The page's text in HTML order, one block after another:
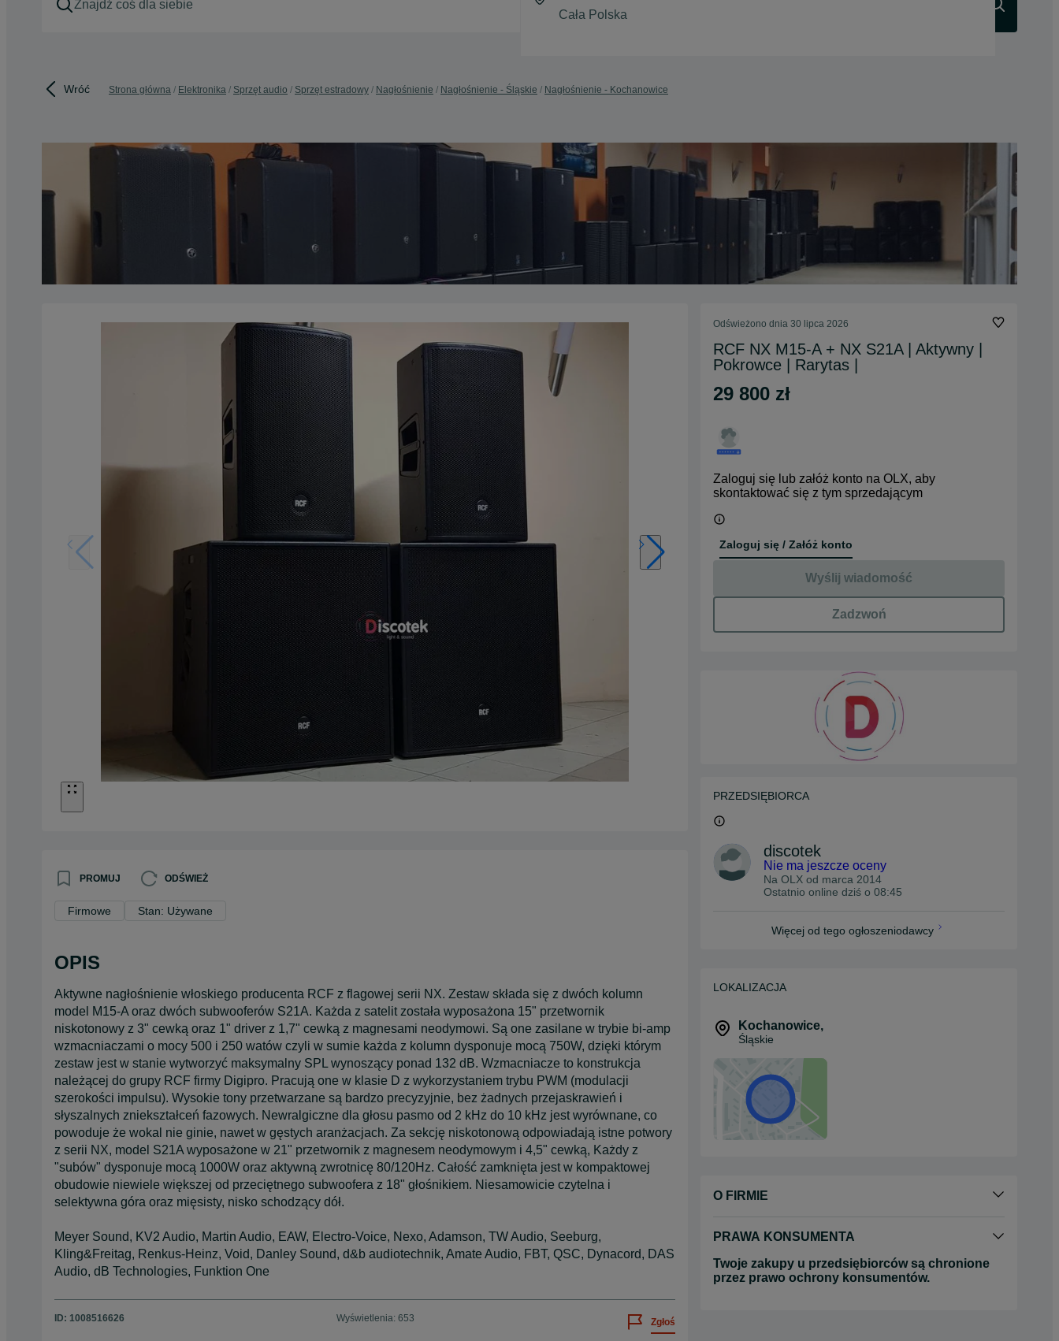
Wróć Strona główna Elektronika Sprzęt audio Sprzęt estradowy Nagłośnienie Nagłośnienie - Śląskie Nagłośnienie - Kochanowice
PROMUJ ODŚWIEŻ
Firmowe Stan: Używane
OPIS
Aktywne nagłośnienie włoskiego producenta RCF z flagowej serii NX. Zestaw składa się z dwóch kolumn
model M15-A oraz dwóch subwooferów S21A. Każda z satelit została wyposażona 15" przetwornik
niskotonowy z 3" cewką oraz 1" driver z 1,7" cewką z magnesami neodymowi. Są one zasilane w trybie bi-amp
wzmacniaczami o mocy 500 i 250 watów czyli w sumie każda z kolumn dysponuje mocą 750W, dzięki którym
zestaw jest w stanie wytworzyć maksymalny SPL wynoszący ponad 132 dB. Wzmacniacze to konstrukcja
należącej do grupy RCF firmy Digipro. Pracują one w klasie D z wykorzystaniem trybu PWM (modulacji
szerokości impulsu). Wysokie tony przetwarzane są bardzo precyzyjnie, bez żadnych przejaskrawień i
słyszalnych zniekształceń fazowych. Newralgiczne dla głosu pasmo od 2 kHz do 10 kHz jest wyrównane, co
powoduje że wokal nie ginie, nawet w gęstych aranżacjach. Za sekcję niskotonową odpowiadają istne potwory
z serii NX, model S21A wyposażone w 21" przetwornik z magnesem neodymowym i 4,5" cewką, Każdy z
"subów" dysponuje mocą 1000W oraz aktywną zwrotnicę 80/120Hz. Całość zamknięta jest w kompaktowej
obudowie niewiele większej od przeciętnego subwoofera z 18" głośnikiem. Niesamowicie czytelna i
selektywna góra oraz mięsisty, nisko schodzący dół.
Meyer Sound, KV2 Audio, Martin Audio, EAW, Electro-Voice, Nexo, Adamson, TW Audio, Seeburg,
Kling&Freitag, Renkus-Heinz, Void, Danley Sound, d&b audiotechnik, Amate Audio, FBT, QSC, Dynacord, DAS
Audio, dB Technologies, Funktion One
ID: 1008516626 Wyświetlenia: 653 Zgłoś
Odświeżono dnia 30 lipca 2026
RCF NX M15-A + NX S21A | Aktywny |
Pokrowce | Rarytas |
29 800 zł
Zaloguj się lub załóż konto na OLX, aby
skontaktować się z tym sprzedającym
Zaloguj się / Załóż konto
Wyślij wiadomość
Zadzwoń
PRZEDSIĘBIORCA
discotek
Nie ma jeszcze oceny
Na OLX od marca 2014
Ostatnio online dziś o 08:45
Więcej od tego ogłoszeniodawcy
LOKALIZACJA
Kochanowice,
Śląskie
O FIRMIE
PRAWA KONSUMENTA
Twoje zakupy u przedsiębiorców są chronione
przez prawo ochrony konsumentów.